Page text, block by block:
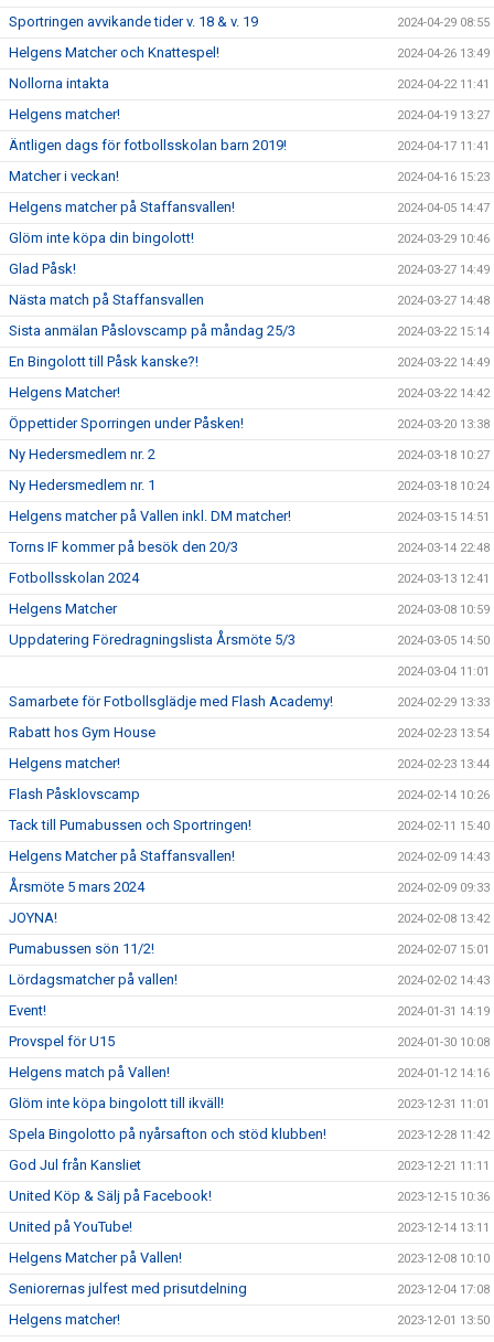
Sportringen avvikande tider v. 18 & v. 19 2024-04-29 08:55
Helgens Matcher och Knattespel! 2024-04-26 13:49
Nollorna intakta 2024-04-22 11:41
Helgens matcher! 2024-04-19 13:27
Äntligen dags för fotbollsskolan barn 2019! 2024-04-17 11:41
Matcher i veckan! 2024-04-16 15:23
Helgens matcher på Staffansvallen! 2024-04-05 14:47
Glöm inte köpa din bingolott! 2024-03-29 10:46
Glad Påsk! 2024-03-27 14:49
Nästa match på Staffansvallen 2024-03-27 14:48
Sista anmälan Påslovscamp på måndag 25/3 2024-03-22 15:14
En Bingolott till Påsk kanske?! 2024-03-22 14:49
Helgens Matcher! 2024-03-22 14:42
Öppettider Sporringen under Påsken! 2024-03-20 13:38
Ny Hedersmedlem nr. 2 2024-03-18 10:27
Ny Hedersmedlem nr. 1 2024-03-18 10:24
Helgens matcher på Vallen inkl. DM matcher! 2024-03-15 14:51
Torns IF kommer på besök den 20/3 2024-03-14 22:48
Fotbollsskolan 2024 2024-03-13 12:41
Helgens Matcher 2024-03-08 10:59
Uppdatering Föredragningslista Årsmöte 5/3 2024-03-05 14:50
2024-03-04 11:01
Samarbete för Fotbollsglädje med Flash Academy! 2024-02-29 13:33
Rabatt hos Gym House 2024-02-23 13:54
Helgens matcher! 2024-02-23 13:44
Flash Påsklovscamp 2024-02-14 10:26
Tack till Pumabussen och Sportringen! 2024-02-11 15:40
Helgens Matcher på Staffansvallen! 2024-02-09 14:43
Årsmöte 5 mars 2024 2024-02-09 09:33
JOYNA! 2024-02-08 13:42
Pumabussen sön 11/2! 2024-02-07 15:01
Lördagsmatcher på vallen! 2024-02-02 14:43
Event! 2024-01-31 14:19
Provspel för U15 2024-01-30 10:08
Helgens match på Vallen! 2024-01-12 14:16
Glöm inte köpa bingolott till ikväll! 2023-12-31 11:01
Spela Bingolotto på nyårsafton och stöd klubben! 2023-12-28 11:42
God Jul från Kansliet 2023-12-21 11:11
United Köp & Sälj på Facebook! 2023-12-15 10:36
United på YouTube! 2023-12-14 13:11
Helgens Matcher på Vallen! 2023-12-08 10:10
Seniorernas julfest med prisutdelning 2023-12-04 17:08
Helgens matcher! 2023-12-01 13:50